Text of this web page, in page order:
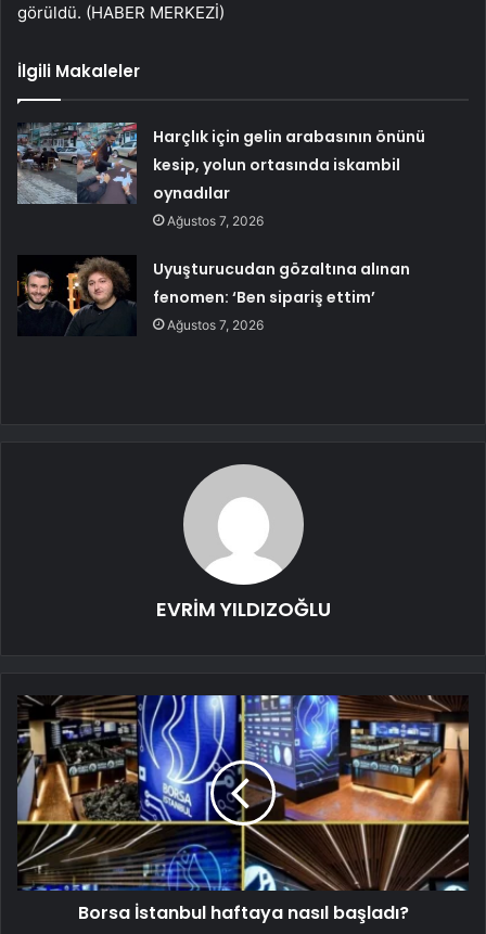
görüldü. (HABER MERKEZİ)
İlgili Makaleler
Harçlık için gelin arabasının önünü
kesip, yolun ortasında iskambil
oynadılar
Ağustos 7, 2026
Uyuşturucudan gözaltına alınan
fenomen: ‘Ben sipariş ettim’
Ağustos 7, 2026
EVRİM YILDIZOĞLU
Borsa İstanbul haftaya nasıl başladı?